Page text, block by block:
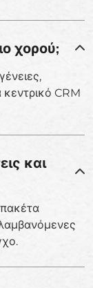
χορού;
CRM
και
πακέτα